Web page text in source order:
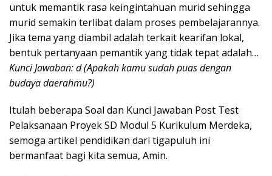
untuk memantik rasa keingintahuan murid sehingga
murid semakin terlibat dalam proses pembelajarannya.
Jika tema yang diambil adalah terkait kearifan lokal,
bentuk pertanyaan pemantik yang tidak tepat adalah…
Kunci Jawaban: d (Apakah kamu sudah puas dengan
budaya daerahmu?)
Itulah beberapa Soal dan Kunci Jawaban Post Test
Pelaksanaan Proyek SD Modul 5 Kurikulum Merdeka,
semoga artikel pendidikan dari tigapuluh ini
bermanfaat bagi kita semua, Amin.